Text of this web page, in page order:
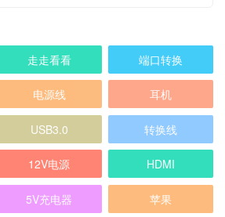
走走看看 端口转换
电源线 耳机
USB3.0 转换线
12V电源 HDMI
5V充电器 苹果